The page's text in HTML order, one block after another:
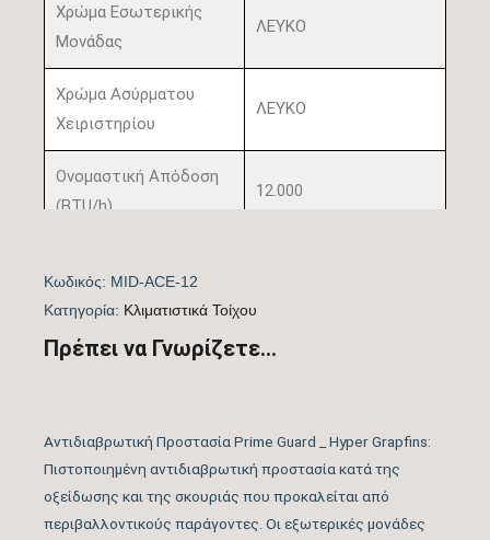
Κωδικός: MID-ACE-12
Kατηγορία: Kλιματιστικά Τοίχου
Πρέπει να Γνωρίζετε...
Αντιδιαβρωτική Προστασία Prime Guard _ Hyper Grapfins:
Πιστοποιημένη αντιδιαβρωτική προστασία κατά της
οξείδωσης και της σκουριάς που προκαλείται από
περιβαλλοντικούς παράγοντες. Οι εξωτερικές μονάδες
Χρώμα Εσωτερικής
Μονάδας
ΛΕΥΚΟ
Χρώμα Ασύρματου
Χειριστηρίου
ΛΕΥΚΟ
Ονομαστική Απόδοση
(BTU/h)
12.000
EUROVENT
Λειτουργία Ψύξη &
ΝΑΙ
Αφύγρανσης
ΝΑΙ
Συνδεσιμότητα WiFi WIFI STANDARD